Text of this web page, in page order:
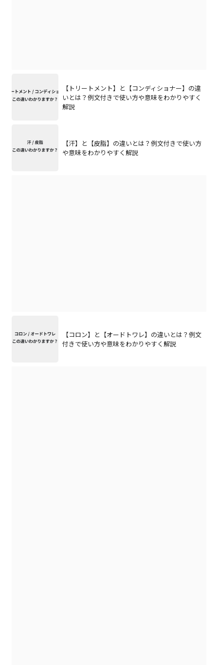
【トリートメント】と【コンディショナー】の違
いとは？例文付きで使い方や意味をわかりやすく
解説
【汗】と【皮脂】の違いとは？例文付きで使い方
や意味をわかりやすく解説
【コロン】と【オードトワレ】の違いとは？例文
付きで使い方や意味をわかりやすく解説